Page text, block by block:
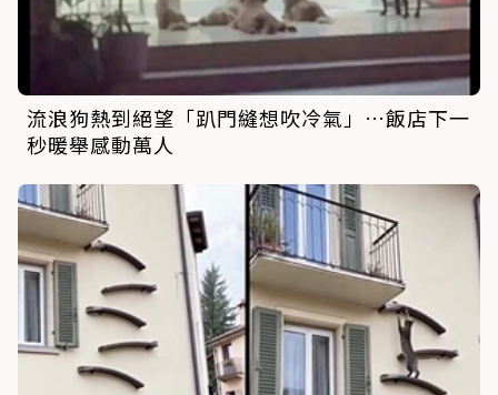
流浪狗熱到絕望「趴門縫想吹冷氣」…飯店下一
秒暖舉感動萬人